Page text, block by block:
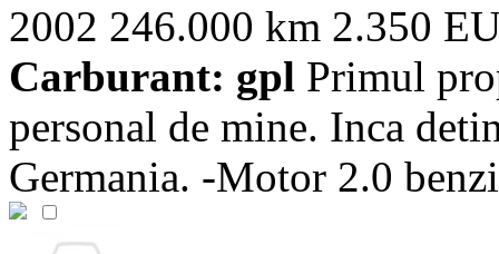
2002 246.000 km 2.350
Carburant: gpl Primul
personal de mine. Inca
Germania. -Motor 2.0